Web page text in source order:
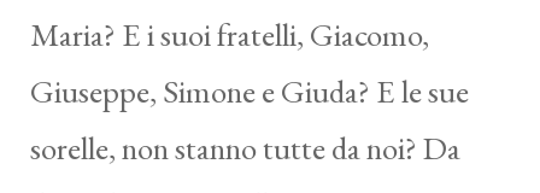
Maria? E i suoi fratelli, Giacomo,
Giuseppe, Simone e Giuda? E le sue
sorelle, non stanno tutte da noi? Da